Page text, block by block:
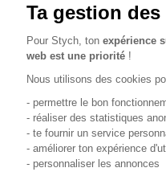
Ta gestion
Pour Stych, tonexpérience
web est une priorité !
Nous utilisons des cookies
- permettre le bon
- réaliser des statistiques
- te fournir un service
- améliorer ton expérience
- personnaliser les annonces
Code de la route
Localisation
Tous les avis clients4.6/5